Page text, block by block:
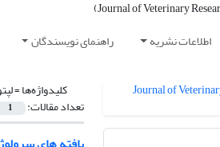
اطلاعات نشریه راهنمای نویسندگان
کلیدواژه‌ها =
تعداد مقالات: 1